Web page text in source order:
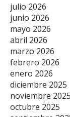
julio 2026
junio 2026
mayo 2026
abril 2026
marzo 2026
febrero 2026
enero 2026
diciembre 2025
noviembre 2025
octubre 2025